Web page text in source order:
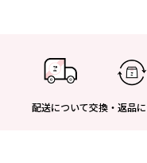
配送について交換・返品